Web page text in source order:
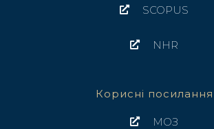
SCOPUS
NHR
Корисні посилання
МОЗ